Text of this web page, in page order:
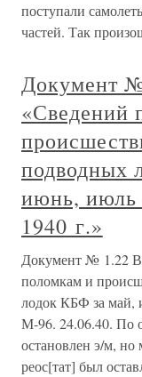
поступали
частей. Так
Документ
«Сведений
подводных
июнь, июль
1940 г.»
Документ № 1.22
поломкам и
лодок КБФ за май,
М-96. 24.06.40. По
остановлен э/м,
реос[тат] был